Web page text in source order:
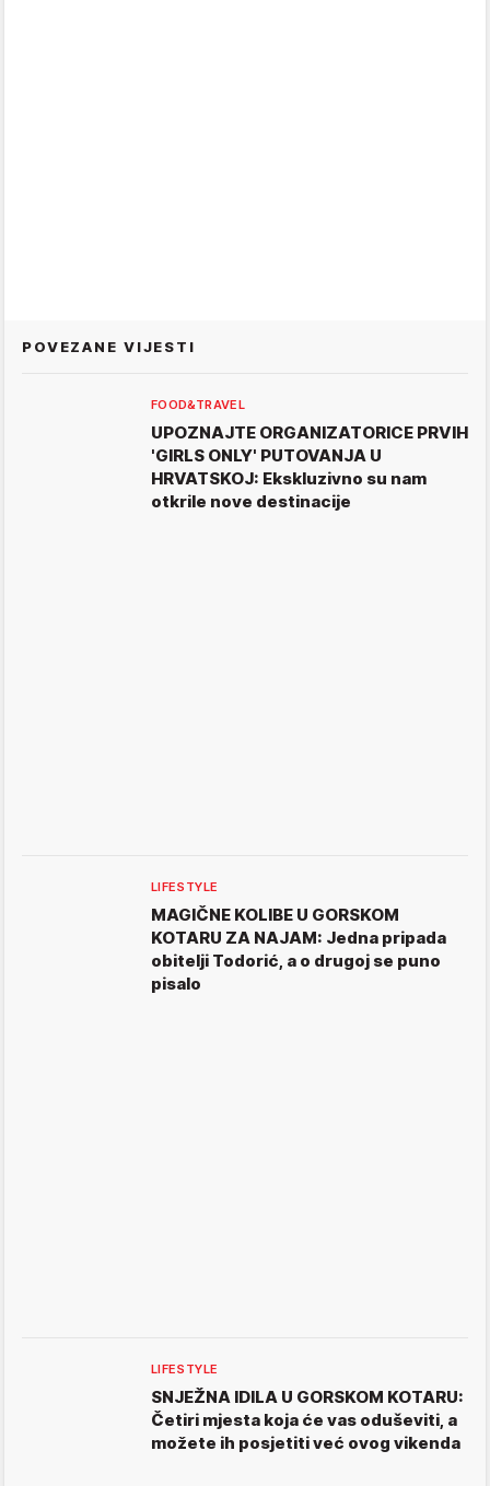
POVEZANE VIJESTI
FOOD&TRAVEL
UPOZNAJTE ORGANIZATORICE PRVIH
'GIRLS ONLY' PUTOVANJA U
HRVATSKOJ: Ekskluzivno su nam
otkrile nove destinacije
LIFESTYLE
MAGIČNE KOLIBE U GORSKOM
KOTARU ZA NAJAM: Jedna pripada
obitelji Todorić, a o drugoj se puno
pisalo
LIFESTYLE
SNJEŽNA IDILA U GORSKOM KOTARU:
Četiri mjesta koja će vas oduševiti, a
možete ih posjetiti već ovog vikenda